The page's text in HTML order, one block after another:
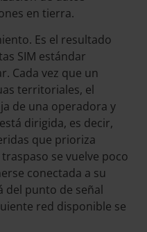
en tierra.
Es el resultado
SIM estándar
Cada vez que un
territoriales, el
de una operadora y
dirigida, es decir,
que prioriza
se vuelve poco
conectada a su
del punto de señal
red disponible se